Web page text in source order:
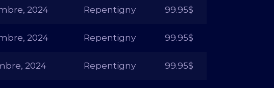
2024 Repentigny 99.95$
2024 Repentigny 99.95$
2024 Repentigny 99.95$